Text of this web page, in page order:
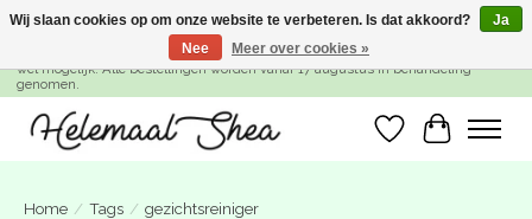
SUMMER BREAK! Wij zijn gesloten van 27 juli t/m 16 augustus. Bestellen is nog
wel mogelijk. Alle bestellingen worden vanaf 17 augustus in behandeling
genomen.
Verlanglijst
Home / Tags / gezichtsreiniger
Wij slaan cookies op om onze website te verbeteren. Is dat akkoord?
Ja
Nee
Meer over cookies »